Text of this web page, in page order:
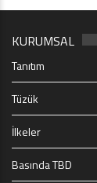
KURUMSAL
Tanıtım
Tüzük
İlkeler
Basında TBD